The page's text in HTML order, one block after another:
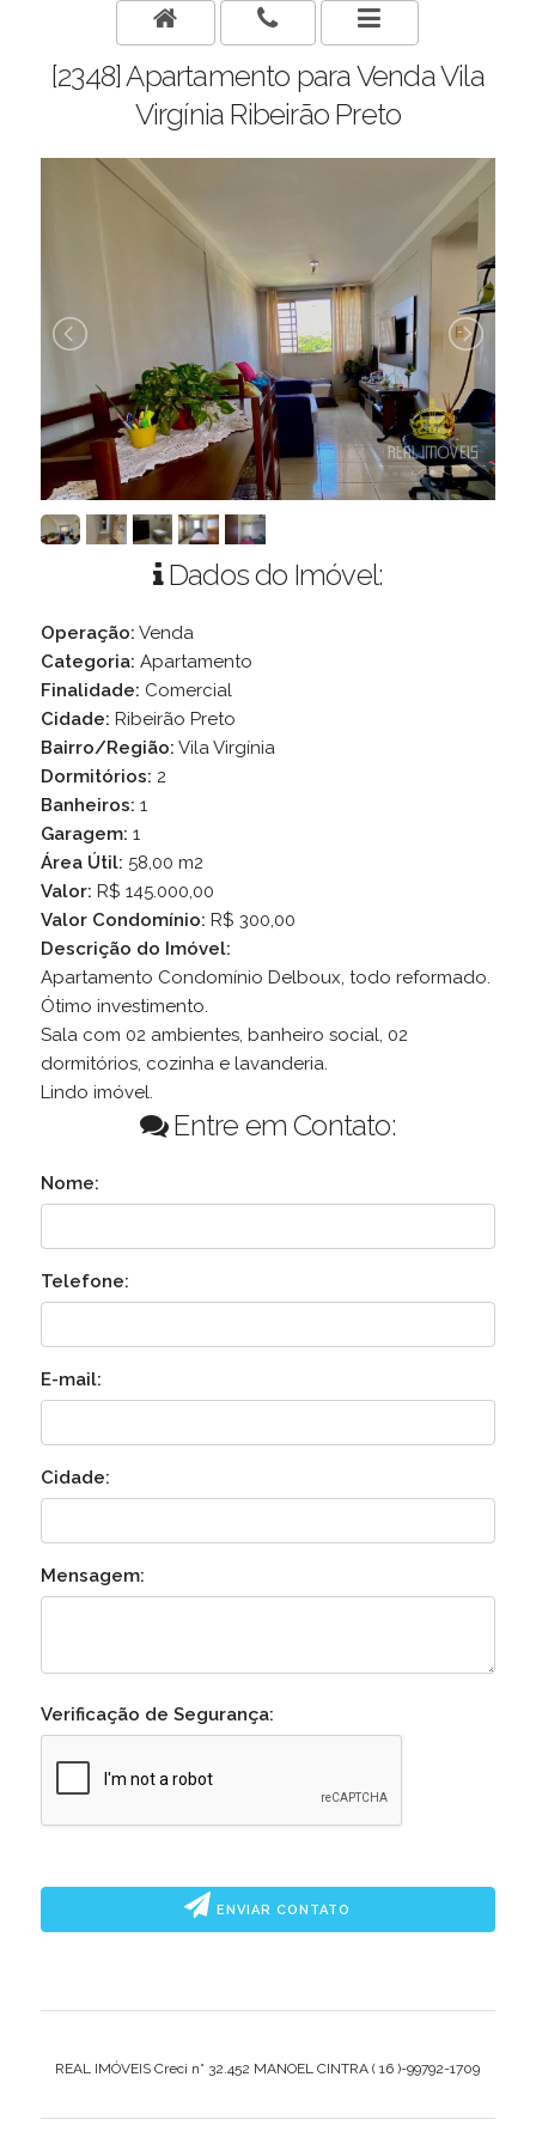
[2348] Apartamento para Venda Vila
Virgínia Ribeirão Preto
Dados do Imóvel:
Operação: Venda
Categoria: Apartamento
Finalidade: Comercial
Cidade: Ribeirão Preto
Bairro/Região: Vila Virgínia
Dormitórios: 2
Banheiros: 1
Garagem: 1
Área Útil: 58,00 m2
Valor: R$ 145.000,00
Valor Condomínio: R$ 300,00
Descrição do Imóvel:
Apartamento Condomínio Delboux, todo reformado.
Ótimo investimento.
Sala com 02 ambientes, banheiro social, 02
dormitórios, cozinha e lavanderia.
Lindo imóvel.
Entre em Contato:
Nome:
Telefone:
E-mail:
Cidade:
Mensagem:
Verificação de Segurança:
ENVIAR CONTATO
REAL IMÓVEIS Creci n° 32.452 MANOEL CINTRA ( 16 )-99792-1709